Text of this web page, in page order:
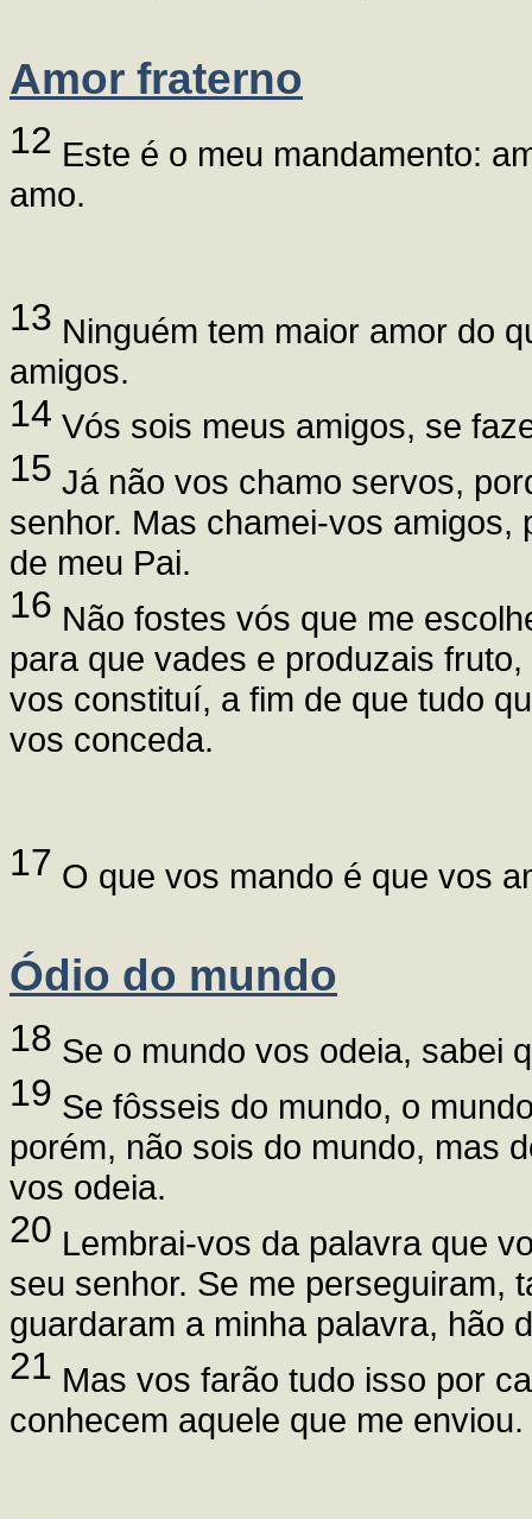
Amor fraterno
12 Este é o meu mandamento:
amo.
13 Ninguém tem maior amor do
amigos.
14 Vós sois meus amigos, se
15 Já não vos chamo servos,
senhor. Mas chamei-vos
de meu Pai.
16 Não fostes vós que me
para que vades e produzais
vos constituí, a fim de que tudo
vos conceda.
17 O que vos mando é que vos
Ódio do mundo
18 Se o mundo vos odeia, sabei
19 Se fôsseis do mundo, o
porém, não sois do mundo, mas
vos odeia.
20 Lembrai-vos da palavra que
seu senhor. Se me perseguiram,
guardaram a minha palavra, hão
21 Mas vos farão tudo isso por
conhecem aquele que me enviou.